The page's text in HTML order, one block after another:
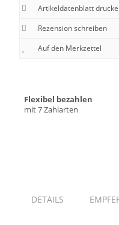
Artikeldatenblatt
Rezension schreiben
Flexibel bezahlen
mit 7 Zahlarten
DETAILS